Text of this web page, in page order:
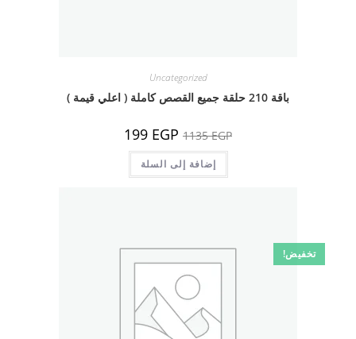
Uncategorized
باقة 210 حلقة جميع القصص كاملة ( اعلي قيمة )
1135EGP السعر
الأصلي
هو:
1135 EGP.
199 EGP
إضافة إلى السلة
تخفيض!